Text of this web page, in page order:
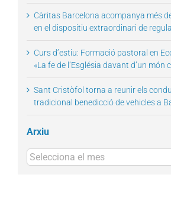
Càritas Barcelona acompanya més
en el dispositiu extraordinari de
Curs d’estiu: Formació pastoral en
«La fe de l’Església davant d’un món
Sant Cristòfol torna a reunir els
tradicional benedicció de vehicles a
Arxiu
Arxius